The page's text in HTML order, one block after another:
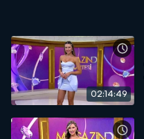
02:14:49